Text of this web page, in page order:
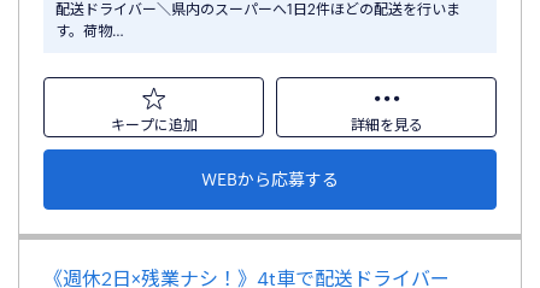
配送ドライバー＼県内のスーパーへ1日2件ほどの配送を行いま
す。荷物…
キープに追加 詳細を見る
WEBから応募する
《週休2日×残業ナシ！》4t車で配送ドライバー